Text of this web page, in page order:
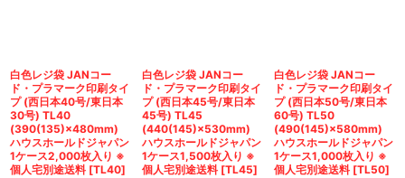
白色レジ袋 JANコー
ド・プラマーク印刷タイ
プ (西日本40号/東日本
30号) TL40
(390(135)×480mm)
ハウスホールドジャパン
1ケース2,000枚入り ※
個人宅別途送料 [TL40]
白色レジ袋 JANコー
ド・プラマーク印刷タイ
プ (西日本45号/東日本
45号) TL45
(440(145)×530mm)
ハウスホールドジャパン
1ケース1,500枚入り ※
個人宅別途送料 [TL45]
白色レジ袋 JANコー
ド・プラマーク印刷タイ
プ (西日本50号/東日本
60号) TL50
(490(145)×580mm)
ハウスホールドジャパン
1ケース1,000枚入り ※
個人宅別途送料 [TL50]